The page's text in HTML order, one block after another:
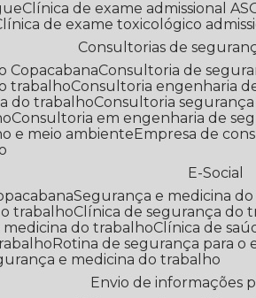
Clínica de exame admissional
Clínica de exame toxicológico
Consultorias de
Copacabana
Consultoria de
trabalho
Consultoria engenharia
do trabalho
Consultoria
Consultoria em engenharia de
e meio ambiente
Empresa de
E-Social
Segurança e medicina
trabalho
Clínica de segurança do
medicina do trabalho
Clínica de
Rotina de segurança para o
e medicina do trabalho
Envio de informações